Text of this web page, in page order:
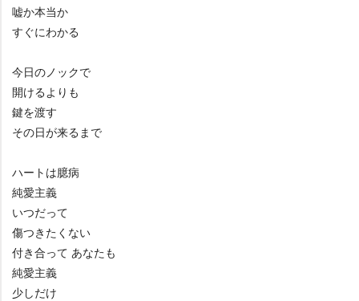
嘘か本当か
すぐにわかる
今日のノックで
開けるよりも
鍵を渡す
その日が来るまで
ハートは臆病
純愛主義
いつだって
傷つきたくない
付き合って あなたも
純愛主義
少しだけ